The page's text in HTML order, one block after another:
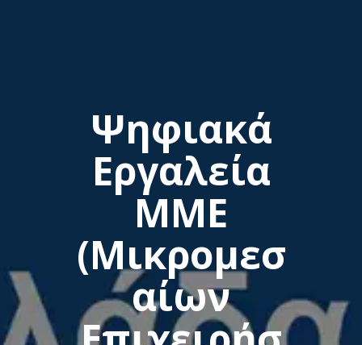
Ψηφιακά
Εργαλεία
ΜΜΕ
(Μικρομεσ
αίων